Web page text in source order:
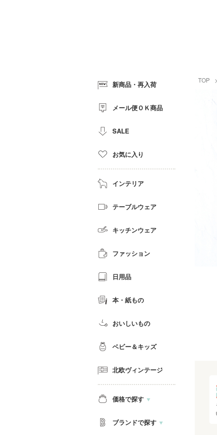
TOP
新商品・再入荷
メール便ＯＫ商品
SALE
お気に入り
インテリア
テーブルウェア
キッチンウェア
ファッション
日用品
本・紙もの
おいしいもの
ベビー＆キッズ
北欧ヴィンテージ
価格で探す
ブランドで探す